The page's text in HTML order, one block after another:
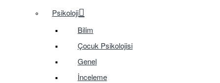
Psikoloji
Bilim
Çocuk Psikolojisi
Genel
İnceleme